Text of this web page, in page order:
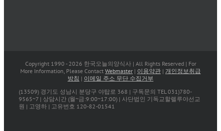
Copyright 1990 - 2026 한국오늘의양식사 | All Rights Reserved | For
More Information, Please Contact Webmaster | 이용약관 | 개인정보취급
방침 | 이메일 주소 무단 수집거부
(13509) 경기도 성남시 분당구 야탑로 368 | 구독문의 TEL 031)780-
9565~7 | 상담시간 (월~금:9:00~17:00) | 사단법인 기독교할렐루야선교
원 | 고영하 | 고유번호 120-82-01541